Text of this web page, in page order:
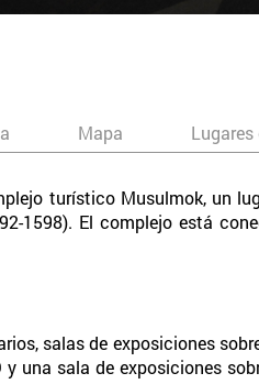
Mapa
turístico Musulmok, un
1598). El complejo está
salas de exposiciones
una sala de exposiciones